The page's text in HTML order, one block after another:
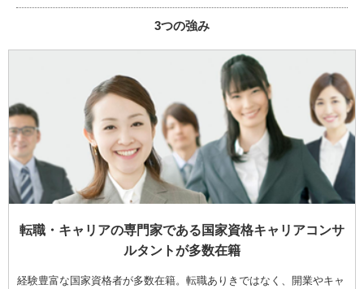
3つの強み
転職・キャリアの専門家である国家資格キャリアコンサ
ルタントが多数在籍
経験豊富な国家資格者が多数在籍。転職ありきではなく、開業やキャ